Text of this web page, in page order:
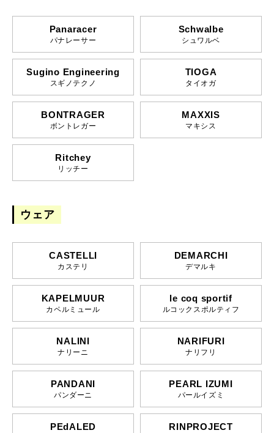
Panaracer
パナレーサー
Schwalbe
シュワルベ
Sugino Engineering
スギノテクノ
TIOGA
タイオガ
BONTRAGER
ボントレガー
MAXXIS
マキシス
Ritchey
リッチー
ウェア
CASTELLI
カステリ
DEMARCHI
デマルキ
KAPELMUUR
カペルミュール
le coq sportif
ルコックスポルティフ
NALINI
ナリーニ
NARIFURI
ナリフリ
PANDANI
パンダーニ
PEARL IZUMI
パールイズミ
PEdALED RINPROJECT